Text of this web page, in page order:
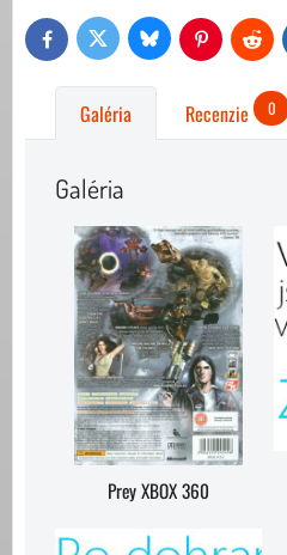
FacebookTwitter Bluesky PinterestReddit
Galéria Recenzie 0
Galéria
Prey XBOX 360